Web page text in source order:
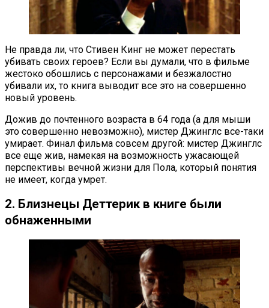
Не правда ли, что Стивен Кинг не может перестать
убивать своих героев? Если вы думали, что в фильме
жестоко обошлись с персонажами и безжалостно
убивали их, то книга выводит все это на совершенно
новый уровень.
Дожив до почтенного возраста в 64 года (а для мыши
это совершенно невозможно), мистер Джинглс все-таки
умирает. Финал фильма совсем другой: мистер Джинглс
все еще жив, намекая на возможность ужасающей
перспективы вечной жизни для Пола, который понятия
не имеет, когда умрет.
2. Близнецы Деттерик в книге были
обнаженными